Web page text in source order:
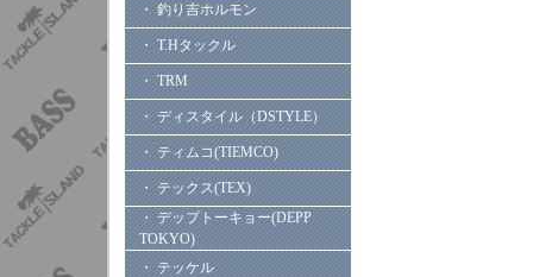
・ 釣り吉ホルモン
・ T.Hタックル
・ TRM
・ ディスタイル（DSTYLE）
・ ティムコ(TIEMCO)
・ テックス(TEX)
・ デップトーキョー(DEPP
TOKYO)
・ テッケル